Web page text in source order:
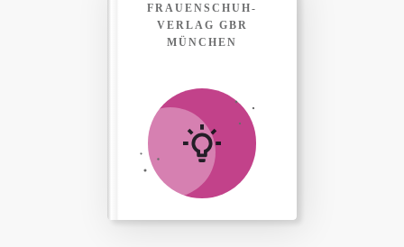
FRAUENSCHUH-
VERLAG GBR
MÜNCHEN